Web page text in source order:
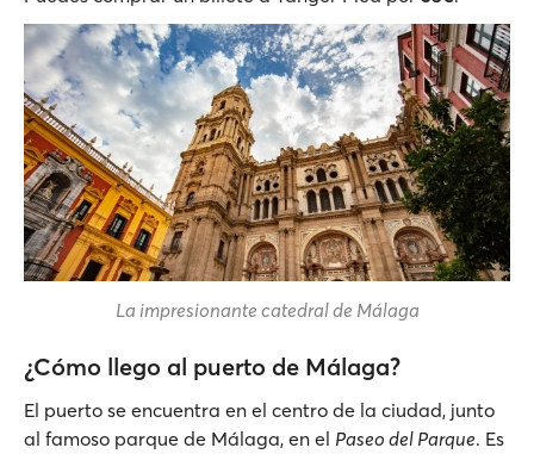
La impresionante catedral de Málaga
¿Cómo llego al puerto de Málaga?
El puerto se encuentra en el centro de la ciudad, junto
al famoso parque de Málaga, en el Paseo del Parque. Es